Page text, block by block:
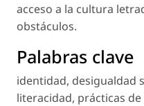
acceso a la cultura
obstáculos.
Palabras clave
identidad, desigualdad
literacidad, prácticas